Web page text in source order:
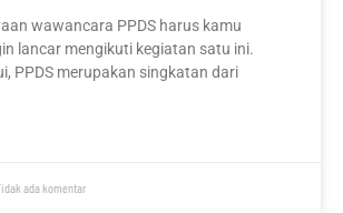
wawancara PPDS harus kamu
lancar mengikuti kegiatan satu ini.
PPDS merupakan singkatan dari
ada komentar